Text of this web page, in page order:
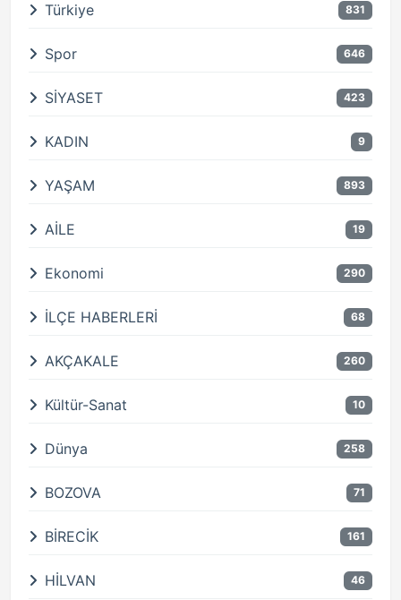
Türkiye 831
Spor 646
SİYASET 423
KADIN 9
YAŞAM 893
AİLE 19
Ekonomi 290
İLÇE HABERLERİ 68
AKÇAKALE 260
Kültür-Sanat 10
Dünya 258
BOZOVA 71
BİRECİK 161
HİLVAN 46